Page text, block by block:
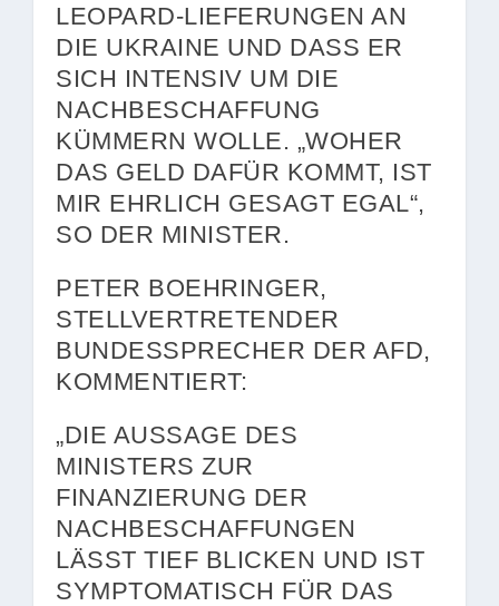
LEOPARD-LIEFERUNGEN AN
DIE UKRAINE UND DASS ER
SICH INTENSIV UM DIE
NACHBESCHAFFUNG
KÜMMERN WOLLE. „WOHER
DAS GELD DAFÜR KOMMT, IST
MIR EHRLICH GESAGT EGAL“,
SO DER MINISTER.
PETER BOEHRINGER,
STELLVERTRETENDER
BUNDESSPRECHER DER AFD,
KOMMENTIERT:
„DIE AUSSAGE DES
MINISTERS ZUR
FINANZIERUNG DER
NACHBESCHAFFUNGEN
LÄSST TIEF BLICKEN UND IST
SYMPTOMATISCH FÜR DAS